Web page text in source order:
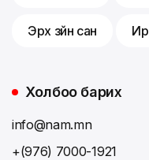
Эрх зүйн сан
Холбоо барих
info@nam.mn
+(976) 7000-1921